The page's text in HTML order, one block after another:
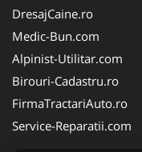
DresajCaine.ro
Medic-Bun.com
Alpinist-Utilitar.com
Birouri-Cadastru.ro
FirmaTractariAuto.ro
Service-Reparatii.com